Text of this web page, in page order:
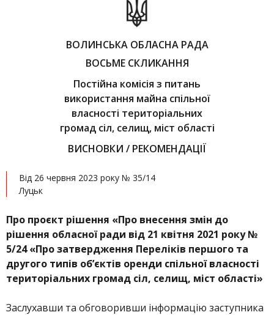
ВОЛИНСЬКА ОБЛАСНА РАДА
ВОСЬМЕ СКЛИКАННЯ
Постійна комісія з питань
використання майна спільної
власності територіальних
громад сіл, селищ, міст області
ВИСНОВКИ / РЕКОМЕНДАЦІЇ
Від 26 червня 2023 року № 35/14
Луцьк
Про проєкт рішення «Про внесення змін до
рішення обласної ради від 21 квітня 2021 року №
5/24 «Про затвердження Переліків першого та
другого типів об’єктів оренди спільної власності
територіальних громад сіл, селищ, міст області»
Заслухавши та обговоривши інформацію заступника